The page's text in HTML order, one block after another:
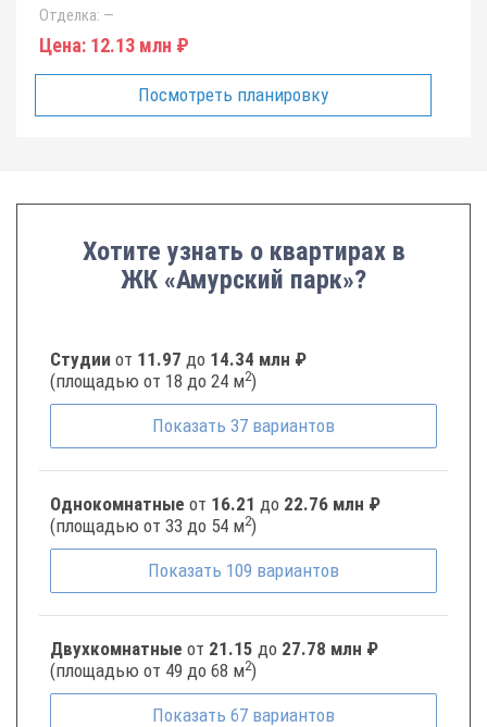
Отделка: —
Цена: 12.13 млн ₽
Посмотреть планировку
Хотите узнать о квартирах в
ЖК «Амурский парк»?
Студии от 11.97 до 14.34 млн ₽
(площадью от 18 до 24 м2)
Показать 37 вариантов
Однокомнатные от 16.21 до 22.76 млн ₽
(площадью от 33 до 54 м2)
Показать 109 вариантов
Двухкомнатные от 21.15 до 27.78 млн ₽
(площадью от 49 до 68 м2)
Показать 67 вариантов